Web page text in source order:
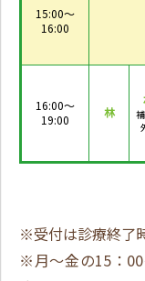
15:00～
16:00
16:00～
19:00
林
※受付は診療終了
※月～金の15：